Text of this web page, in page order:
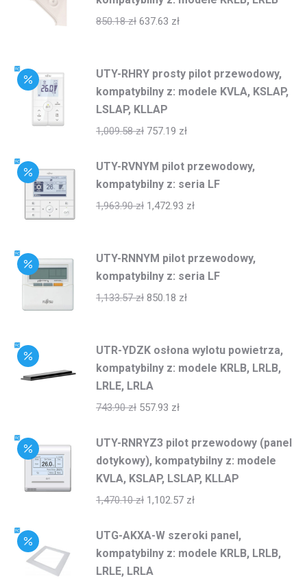
850.18zł 637.63 zł
UTY-RHRY prosty pilot przewodowy,
kompatybilny z: modele KVLA, KSLAP,
LSLAP, KLLAP
1,009.58zł 757.19 zł
UTY-RVNYM pilot przewodowy,
kompatybilny z: seria LF
1,963.90zł 1,472.93 zł
UTY-RNNYM pilot przewodowy,
kompatybilny z: seria LF
1,133.57zł 850.18 zł
UTR-YDZK osłona wylotu powietrza,
kompatybilny z: modele KRLB, LRLB,
LRLE, LRLA
743.90zł 557.93 zł
UTY-RNRYZ3 pilot przewodowy (panel
dotykowy), kompatybilny z: modele
KVLA, KSLAP, LSLAP, KLLAP
1,470.10zł 1,102.57 zł
UTG-AKXA-W szeroki panel,
kompatybilny z: modele KRLB, LRLB,
LRLE, LRLA